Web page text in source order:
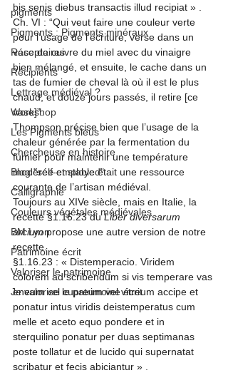
pigments
Pigments : Pigments minéraux
Réceptaires
Récipients
Lettrage médiéval ?
Workshop
Les Pigments bleus
Chercheuse en histoire
Blog "self-employed"
Calligraphie
Couleurs végétales médiévales
BM Lyon
Patrimoine écrit
Valoriser le patrimoine
Je valorise le patrimoine écrit
bis senis diebus transactis illud recipiat »
Ch. VI : “Qui veut faire une couleur verte
pour l’usage de l’écriture, verse dans un
vase de cuivre du miel avec du vinaigre
bien mélangé, et ensuite, le cache dans un
tas de fumier de cheval là où il est le plus
chaud, et douze jours passés, il retire [ce
vase]”.
Thompson précise bien que l’usage de la
chaleur générée par la fermentation du
fumier pour maintenir une température
modérée et stable était une ressource
courante de l’artisan médiéval.
Toujours au XIVe siècle, mais en Italie, la
recette §1.16.23 du Liber diversarum
arcium propose une autre version de notre
recette.
§1.16.23 : « Distemperacio. Viridem
colorem ad scribendum si vis temperare vas
eneum vel cupreum vel vitreum accipe et
ponatur intus viridis deistemperatus cum
melle et aceto equo pondere et in
sterquilino ponatur per duas septimanas
poste tollatur et de lucido qui supernatat
scribatur et fecis abiciantur »